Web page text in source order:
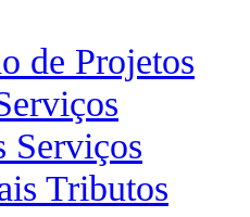
de Projetos
Serviços
Tributos